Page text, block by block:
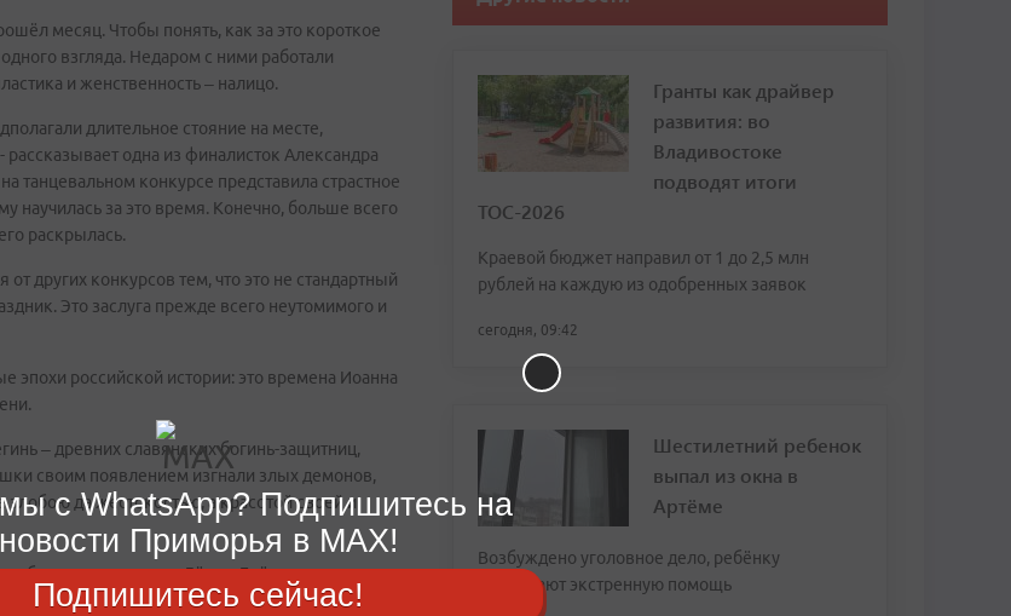
месяц. Чтобы понять, как за это короткое
взгляда. Недаром с ними работали
и женственность – налицо.
длительное стояние на месте,
одна из финалисток Александра
танцевальном конкурсе представила страстное
научилась за это время. Конечно, больше всего
раскрылась.
других конкурсов тем, что это не стандартный
Это заслуга прежде всего неутомимого и
российской истории: это времена Иоанна
– древних славянских богинь-защитниц,
своим появлением изгнали злых демонов,
да жестокостью, а красотой своей и
переодевались, Лёва и Ерёма устроили
пришлось представить, что они идут на 11-
Гранты как драйвер
развития: во
Владивостоке
подводят итоги
ТОС-2026
Краевой бюджет направил от 1 до 2,5 млн
рублей на каждую из одобренных заявок
сегодня, 09:42
Шестилетний ребенок
выпал из окна в
Артёме
Возбуждено уголовное дело, ребёнку
оказывают экстренную помощь
с WhatsApp? Подпишитесь на
новости Приморья в MAX!
Подпишитесь сейчас!